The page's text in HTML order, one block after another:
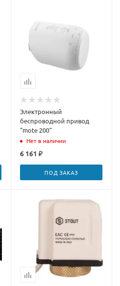
Электронный
беспроводной привод
"mote 200"
Нет в наличии
6 161 ₽
ПОД ЗАКАЗ